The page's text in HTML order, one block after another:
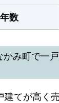
数
かみ町で一
てが高く